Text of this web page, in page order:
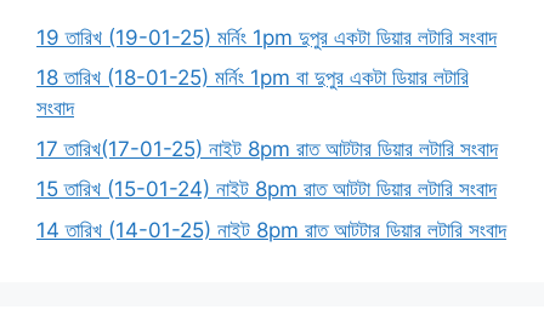
19 তারিখ (19-01-25) মর্নিং 1pm দুপুর একটা ডিয়ার লটারি সংবাদ
18 তারিখ (18-01-25) মর্নিং 1pm বা দুপুর একটা ডিয়ার লটারি
সংবাদ
17 তারিখ(17-01-25) নাইট 8pm রাত আটটার ডিয়ার লটারি সংবাদ
15 তারিখ (15-01-24) নাইট 8pm রাত আটটা ডিয়ার লটারি সংবাদ
14 তারিখ (14-01-25) নাইট 8pm রাত আটটার ডিয়ার লটারি সংবাদ